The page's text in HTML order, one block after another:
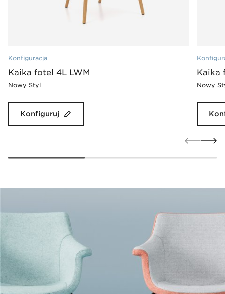
Konfiguracja
Kaika fotel 4L LWM
Nowy Styl
Konfiguruj
Kaika
Nowy